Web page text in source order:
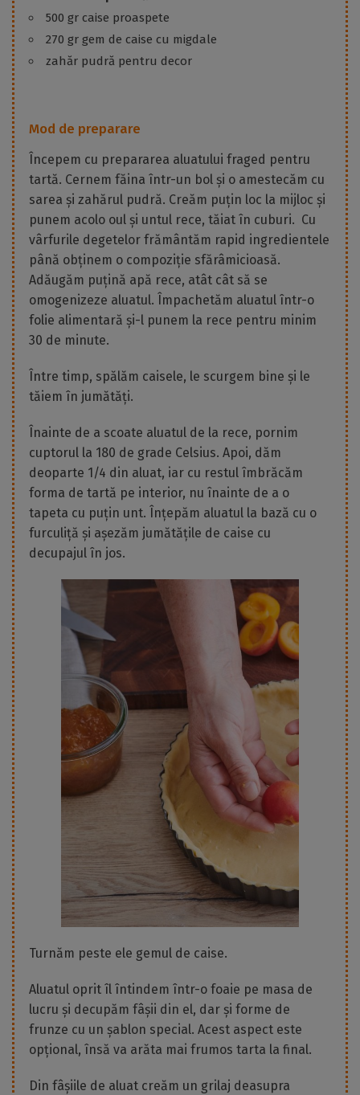
500 gr caise proaspete
270 gr gem de caise cu migdale
zahăr pudră pentru decor
Mod de preparare
Începem cu prepararea aluatului fraged pentru
tartă. Cernem făina într-un bol și o amestecăm cu
sarea și zahărul pudră. Creăm puțin loc la mijloc și
punem acolo oul și untul rece, tăiat în cuburi. Cu
vârfurile degetelor frământăm rapid ingredientele
până obținem o compoziție sfărâmicioasă.
Adăugăm puțină apă rece, atât cât să se
omogenizeze aluatul. Împachetăm aluatul într-o
folie alimentară și-l punem la rece pentru minim
30 de minute.
Între timp, spălăm caisele, le scurgem bine și le
tăiem în jumătăți.
Înainte de a scoate aluatul de la rece, pornim
cuptorul la 180 de grade Celsius. Apoi, dăm
deoparte 1/4 din aluat, iar cu restul îmbrăcăm
forma de tartă pe interior, nu înainte de a o
tapeta cu puțin unt. Înțepăm aluatul la bază cu o
furculiță și așezăm jumătățile de caise cu
decupajul în jos.
Turnăm peste ele gemul de caise.
Aluatul oprit îl întindem într-o foaie pe masa de
lucru și decupăm fâșii din el, dar și forme de
frunze cu un șablon special. Acest aspect este
opțional, însă va arăta mai frumos tarta la final.
Din fâșiile de aluat creăm un grilaj deasupra